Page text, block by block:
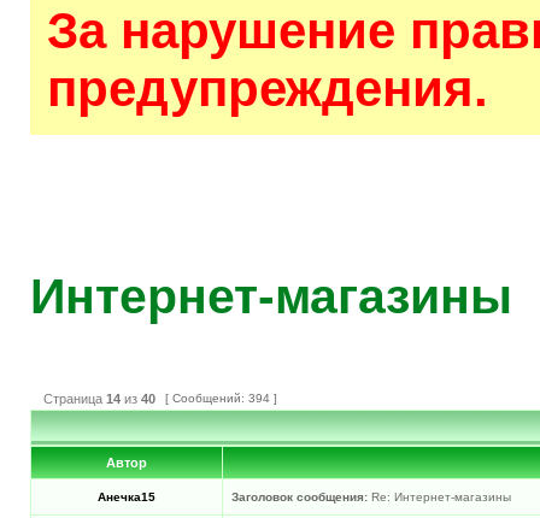
За нарушение
предупреждения.
Интернет-магазины
Страница 14 из 40 [ Сообщений: 394 ]
Автор
Анечка15 Заголовок сообщения: Re: Интернет-магазины